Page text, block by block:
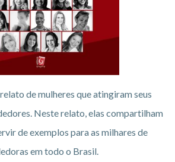
de mulheres que atingiram seus
Neste relato, elas compartilham
de exemplos para as milhares de
em todo o Brasil.